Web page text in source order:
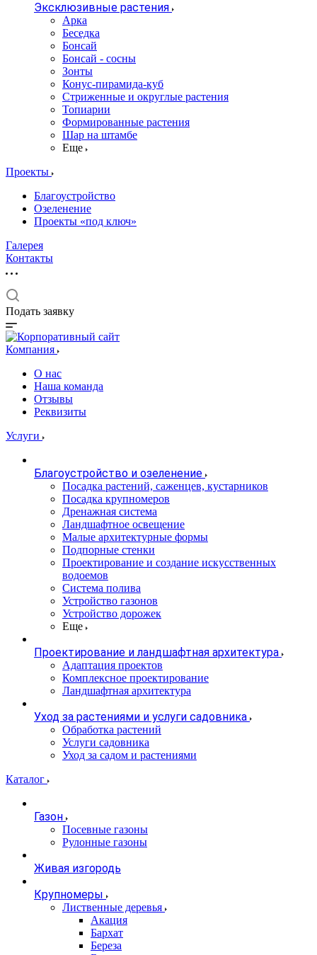
Эксклюзивные растения
Арка
Беседка
Бонсай
Бонсай - сосны
Зонты
Конус-пирамида-куб
Стриженные и округлые растения
Топиарии
Формированные растения
Шар на штамбе
Еще
Проекты
Благоустройство
Озеленение
Проекты «под ключ»
Галерея
Контакты
Подать заявку
Компания
О нас
Наша команда
Отзывы
Реквизиты
Услуги
Благоустройство и озеленение
Посадка растений, саженцев, кустарников
Посадка крупномеров
Дренажная система
Ландшафтное освещение
Малые архитектурные формы
Подпорные стенки
Проектирование и создание искусственных
водоемов
Система полива
Устройство газонов
Устройство дорожек
Еще
Проектирование и ландшафтная архитектура
Адаптация проектов
Комплексное проектирование
Ландшафтная архитектура
Уход за растениями и услуги садовника
Обработка растений
Услуги садовника
Уход за садом и растениями
Каталог
Газон
Посевные газоны
Рулонные газоны
Живая изгородь
Крупномеры
Лиственные деревья
Акация
Бархат
Береза